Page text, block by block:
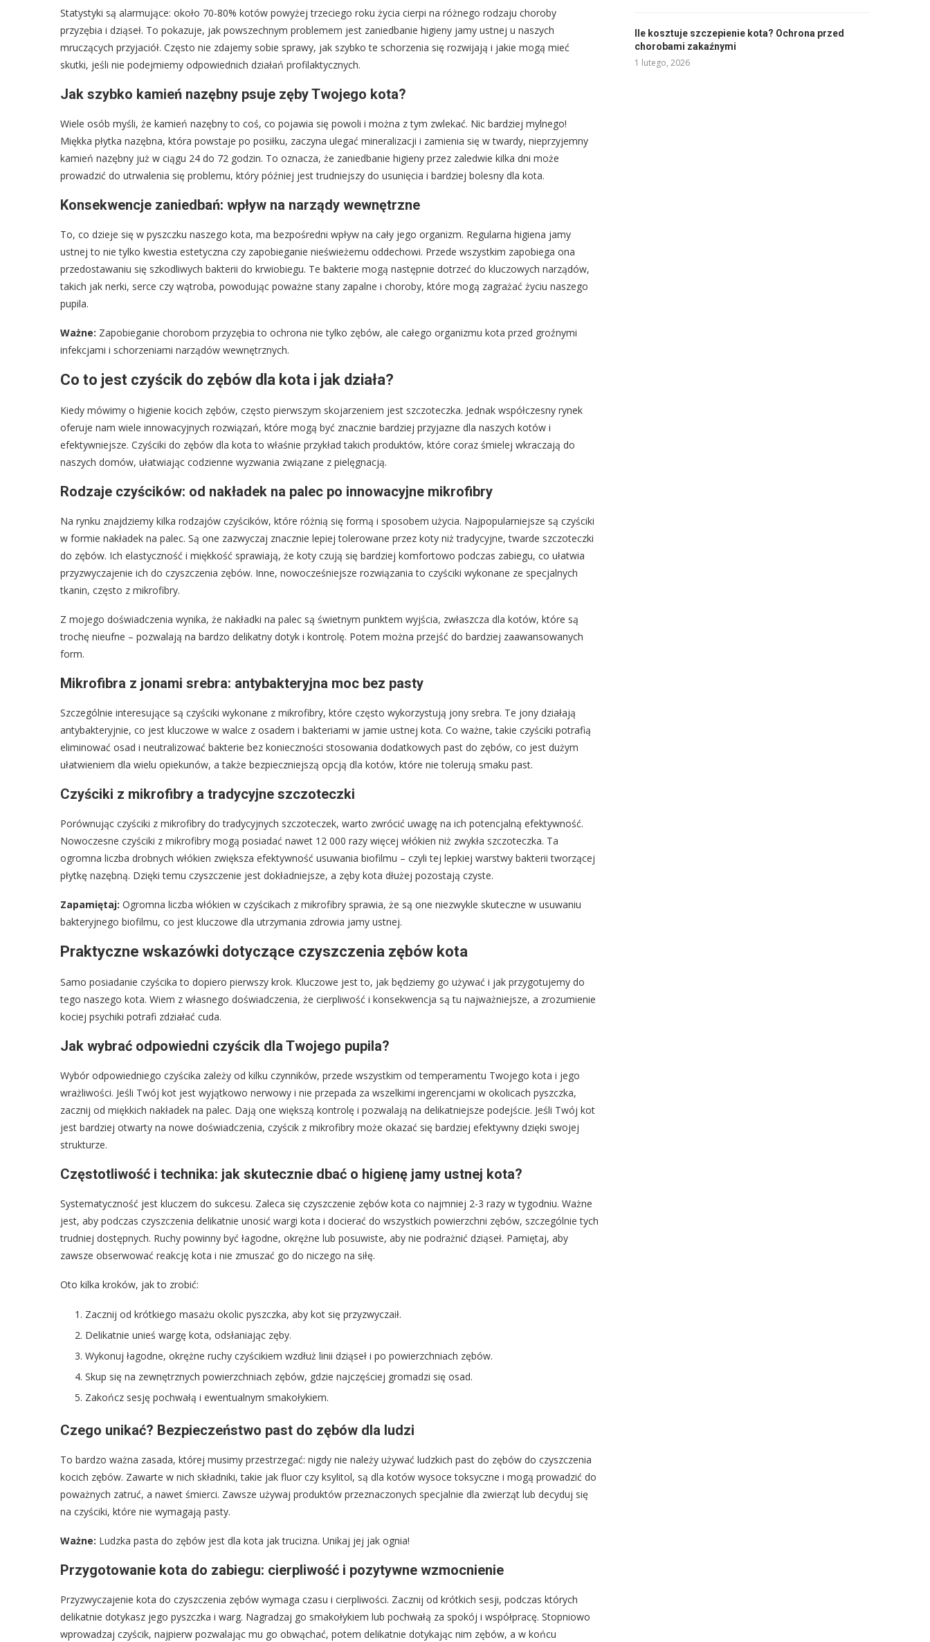
Statystyki są alarmujące: około 70-80% kotów powyżej trzeciego roku życia cierpi na różnego rodzaju choroby
przyzębia i dziąseł. To pokazuje, jak powszechnym problemem jest zaniedbanie higieny jamy ustnej u naszych
mruczących przyjaciół. Często nie zdajemy sobie sprawy, jak szybko te schorzenia się rozwijają i jakie mogą mieć
skutki, jeśli nie podejmiemy odpowiednich działań profilaktycznych.
Jak szybko kamień nazębny psuje zęby Twojego kota?
Wiele osób myśli, że kamień nazębny to coś, co pojawia się powoli i można z tym zwlekać. Nic bardziej mylnego!
Miękka płytka nazębna, która powstaje po posiłku, zaczyna ulegać mineralizacji i zamienia się w twardy, nieprzyjemny
kamień nazębny już w ciągu 24 do 72 godzin. To oznacza, że zaniedbanie higieny przez zaledwie kilka dni może
prowadzić do utrwalenia się problemu, który później jest trudniejszy do usunięcia i bardziej bolesny dla kota.
Konsekwencje zaniedbań: wpływ na narządy wewnętrzne
To, co dzieje się w pyszczku naszego kota, ma bezpośredni wpływ na cały jego organizm. Regularna higiena jamy
ustnej to nie tylko kwestia estetyczna czy zapobieganie nieświeżemu oddechowi. Przede wszystkim zapobiega ona
przedostawaniu się szkodliwych bakterii do krwiobiegu. Te bakterie mogą następnie dotrzeć do kluczowych narządów,
takich jak nerki, serce czy wątroba, powodując poważne stany zapalne i choroby, które mogą zagrażać życiu naszego
pupila.
Ważne: Zapobieganie chorobom przyzębia to ochrona nie tylko zębów, ale całego organizmu kota przed groźnymi
infekcjami i schorzeniami narządów wewnętrznych.
Co to jest czyścik do zębów dla kota i jak działa?
Kiedy mówimy o higienie kocich zębów, często pierwszym skojarzeniem jest szczoteczka. Jednak współczesny rynek
oferuje nam wiele innowacyjnych rozwiązań, które mogą być znacznie bardziej przyjazne dla naszych kotów i
efektywniejsze. Czyściki do zębów dla kota to właśnie przykład takich produktów, które coraz śmielej wkraczają do
naszych domów, ułatwiając codzienne wyzwania związane z pielęgnacją.
Rodzaje czyścików: od nakładek na palec po innowacyjne mikrofibry
Na rynku znajdziemy kilka rodzajów czyścików, które różnią się formą i sposobem użycia. Najpopularniejsze są czyściki
w formie nakładek na palec. Są one zazwyczaj znacznie lepiej tolerowane przez koty niż tradycyjne, twarde szczoteczki
do zębów. Ich elastyczność i miękkość sprawiają, że koty czują się bardziej komfortowo podczas zabiegu, co ułatwia
przyzwyczajenie ich do czyszczenia zębów. Inne, nowocześniejsze rozwiązania to czyściki wykonane ze specjalnych
tkanin, często z mikrofibry.
Z mojego doświadczenia wynika, że nakładki na palec są świetnym punktem wyjścia, zwłaszcza dla kotów, które są
trochę nieufne – pozwalają na bardzo delikatny dotyk i kontrolę. Potem można przejść do bardziej zaawansowanych
form.
Mikrofibra z jonami srebra: antybakteryjna moc bez pasty
Szczególnie interesujące są czyściki wykonane z mikrofibry, które często wykorzystują jony srebra. Te jony działają
antybakteryjnie, co jest kluczowe w walce z osadem i bakteriami w jamie ustnej kota. Co ważne, takie czyściki potrafią
eliminować osad i neutralizować bakterie bez konieczności stosowania dodatkowych past do zębów, co jest dużym
ułatwieniem dla wielu opiekunów, a także bezpieczniejszą opcją dla kotów, które nie tolerują smaku past.
Czyściki z mikrofibry a tradycyjne szczoteczki
Porównując czyściki z mikrofibry do tradycyjnych szczoteczek, warto zwrócić uwagę na ich potencjalną efektywność.
Nowoczesne czyściki z mikrofibry mogą posiadać nawet 12 000 razy więcej włókien niż zwykła szczoteczka. Ta
ogromna liczba drobnych włókien zwiększa efektywność usuwania biofilmu – czyli tej lepkiej warstwy bakterii tworzącej
płytkę nazębną. Dzięki temu czyszczenie jest dokładniejsze, a zęby kota dłużej pozostają czyste.
Zapamiętaj: Ogromna liczba włókien w czyścikach z mikrofibry sprawia, że są one niezwykle skuteczne w usuwaniu
bakteryjnego biofilmu, co jest kluczowe dla utrzymania zdrowia jamy ustnej.
Praktyczne wskazówki dotyczące czyszczenia zębów kota
Samo posiadanie czyścika to dopiero pierwszy krok. Kluczowe jest to, jak będziemy go używać i jak przygotujemy do
tego naszego kota. Wiem z własnego doświadczenia, że cierpliwość i konsekwencja są tu najważniejsze, a zrozumienie
kociej psychiki potrafi zdziałać cuda.
Jak wybrać odpowiedni czyścik dla Twojego pupila?
Wybór odpowiedniego czyścika zależy od kilku czynników, przede wszystkim od temperamentu Twojego kota i jego
wrażliwości. Jeśli Twój kot jest wyjątkowo nerwowy i nie przepada za wszelkimi ingerencjami w okolicach pyszczka,
zacznij od miękkich nakładek na palec. Dają one większą kontrolę i pozwalają na delikatniejsze podejście. Jeśli Twój kot
jest bardziej otwarty na nowe doświadczenia, czyścik z mikrofibry może okazać się bardziej efektywny dzięki swojej
strukturze.
Częstotliwość i technika: jak skutecznie dbać o higienę jamy ustnej kota?
Systematyczność jest kluczem do sukcesu. Zaleca się czyszczenie zębów kota co najmniej 2-3 razy w tygodniu. Ważne
jest, aby podczas czyszczenia delikatnie unosić wargi kota i docierać do wszystkich powierzchni zębów, szczególnie tych
trudniej dostępnych. Ruchy powinny być łagodne, okrężne lub posuwiste, aby nie podrażnić dziąseł. Pamiętaj, aby
zawsze obserwować reakcję kota i nie zmuszać go do niczego na siłę.
Oto kilka kroków, jak to zrobić:
Zacznij od krótkiego masażu okolic pyszczka, aby kot się przyzwyczaił.
Delikatnie unieś wargę kota, odsłaniając zęby.
Wykonuj łagodne, okrężne ruchy czyścikiem wzdłuż linii dziąseł i po powierzchniach zębów.
Skup się na zewnętrznych powierzchniach zębów, gdzie najczęściej gromadzi się osad.
Zakończ sesję pochwałą i ewentualnym smakołykiem.
Czego unikać? Bezpieczeństwo past do zębów dla ludzi
To bardzo ważna zasada, której musimy przestrzegać: nigdy nie należy używać ludzkich past do zębów do czyszczenia
kocich zębów. Zawarte w nich składniki, takie jak fluor czy ksylitol, są dla kotów wysoce toksyczne i mogą prowadzić do
poważnych zatruć, a nawet śmierci. Zawsze używaj produktów przeznaczonych specjalnie dla zwierząt lub decyduj się
na czyściki, które nie wymagają pasty.
Ważne: Ludzka pasta do zębów jest dla kota jak trucizna. Unikaj jej jak ognia!
Przygotowanie kota do zabiegu: cierpliwość i pozytywne wzmocnienie
Przyzwyczajenie kota do czyszczenia zębów wymaga czasu i cierpliwości. Zacznij od krótkich sesji, podczas których
delikatnie dotykasz jego pyszczka i warg. Nagradzaj go smakołykiem lub pochwałą za spokój i współpracę. Stopniowo
wprowadzaj czyścik, najpierw pozwalając mu go obwąchać, potem delikatnie dotykając nim zębów, a w końcu
Ile kosztuje szczepienie kota? Ochrona przed
chorobami zakaźnymi
1 lutego, 2026